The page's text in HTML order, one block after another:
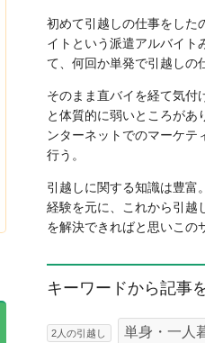
初めて引越しの仕事をした
イトという派遣アルバイト
て、何回か単発で引越しの
そのまま直バイを経て気付
と体質的に弱いところがあ
ンターネットでのマーケテ
行う。
引越しに関する知識は豊富
経験を元に、これから引越
を解決できればと思いこの
キーワードから記事
2人の引越し 単身・一人